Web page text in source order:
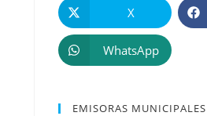
X
WhatsApp
EMISORAS MUNICIPALES